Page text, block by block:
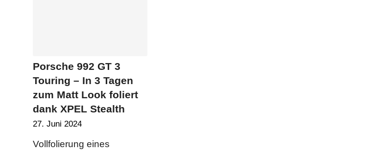
Porsche 992 GT 3
Touring – In 3 Tagen
zum Matt Look foliert
dank XPEL Stealth
27. Juni 2024
Vollfolierung eines